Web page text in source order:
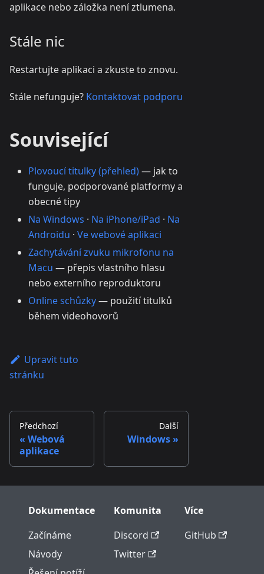
aplikace nebo záložka není ztlumena.
Stále nic
Restartujte aplikaci a zkuste to znovu.
Stále nefunguje? Kontaktovat podporu
Související
Plovoucí titulky (přehled)— jak to
funguje, podporované platformy a
obecné tipy
Na Windows · Na iPhone/iPad · Na
Androidu · Ve webové aplikaci
Zachytávání zvuku mikrofonu na
Macu — přepis vlastního hlasu
nebo externího reproduktoru
Online schůzky— použití titulků
během videohovorů
Upravit tuto
stránku
Předchozí
Webová
aplikace
Další
Windows
Dokumentace
Začínáme
Návody
Komunita
Discord
Twitter
Více
GitHub